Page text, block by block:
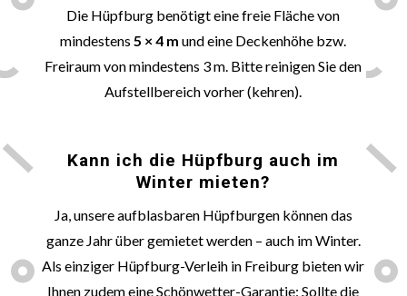
Die Hüpfburg benötigt eine freie Fläche von
mindestens 5 × 4 m und eine Deckenhöhe bzw.
Freiraum von mindestens 3 m. Bitte reinigen Sie den
Aufstellbereich vorher (kehren).
Kann ich die Hüpfburg auch im
Winter mieten?
Ja, unsere aufblasbaren Hüpfburgen können das
ganze Jahr über gemietet werden – auch im Winter.
Als einziger Hüpfburg-Verleih in Freiburg bieten wir
Ihnen zudem eine Schönwetter-Garantie: Sollte die